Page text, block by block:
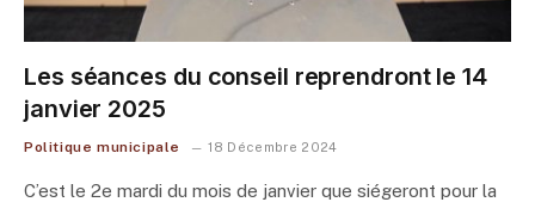
Les séances du conseil reprendront le 14
janvier 2025
Politique municipale 18 Décembre 2024
C’est le 2e mardi du mois de janvier que siégeront pour la